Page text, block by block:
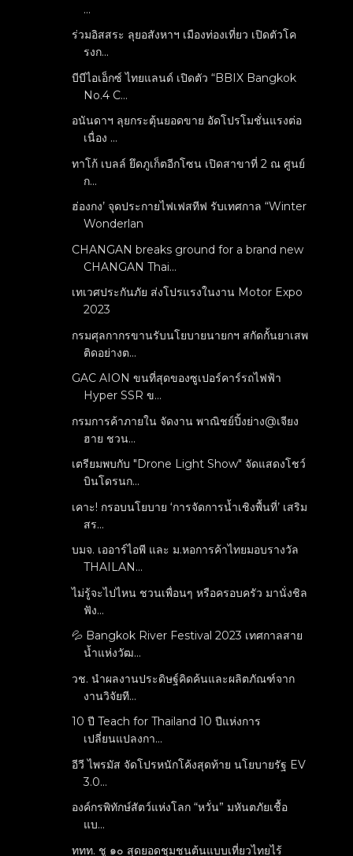
...
ร่วมอิสสระ ลุยอสังหาฯ เมืองท่องเที่ยว เปิดตัวโค
รงก...
บีบีไอเอ็กซ์ ไทยแลนด์ เปิดตัว “BBIX Bangkok
No.4 C...
อนันดาฯ ลุยกระตุ้นยอดขาย อัดโปรโมชั่นแรงต่อ
เนื่อง ...
ทาโก้ เบลล์ ยึดภูเก็ตอีกโซน เปิดสาขาที่ 2 ณ ศูนย์
ก...
ฮ่องกง’ จุดประกายไฟเฟสทีฟ รับเทศกาล “Winter
Wonderlan
CHANGAN breaks ground for a brand new
CHANGAN Thai...
เทเวศประกันภัย ส่งโปรแรงในงาน Motor Expo
2023
กรมศุลกากรขานรับนโยบายนายกฯ สกัดกั้นยาเสพ
ติดอย่างต...
GAC AION ขนที่สุดของซูเปอร์คาร์รถไฟฟ้า
Hyper SSR ข...
กรมการค้าภายใน จัดงาน พาณิชย์ปิ้งย่าง@เจียง
ฮาย ชวน...
เตรียมพบกับ "Drone Light Show" จัดแสดงโชว์
บินโดรนก...
เคาะ! กรอบนโยบาย ‘การจัดการน้ำเชิงพื้นที่’ เสริม
สร...
บมจ. เออาร์ไอพี และ ม.หอการค้าไทยมอบรางวัล
THAILAN...
ไม่รู้จะไปไหน ชวนเพื่อนๆ หรือครอบครัว มานั่งชิล
ฟัง...
💦 Bangkok River Festival 2023 เทศกาลสาย
น้ำแห่งวัฒ...
วช. นำผลงานประดิษฐ์คิดค้นและผลิตภัณฑ์จาก
งานวิจัยที...
10 ปี Teach for Thailand 10 ปีแห่งการ
เปลี่ยนแปลงกา...
อีวี ไพรมัส จัดโปรหนักโค้งสุดท้าย นโยบายรัฐ EV
3.0...
องค์กรพิทักษ์สัตว์แห่งโลก “หวั่น”​ มหันตภัยเชื้อ
แบ...
ททท. ชู ๑๐ สุดยอดชุมชนต้นแบบเที่ยวไทยไร้